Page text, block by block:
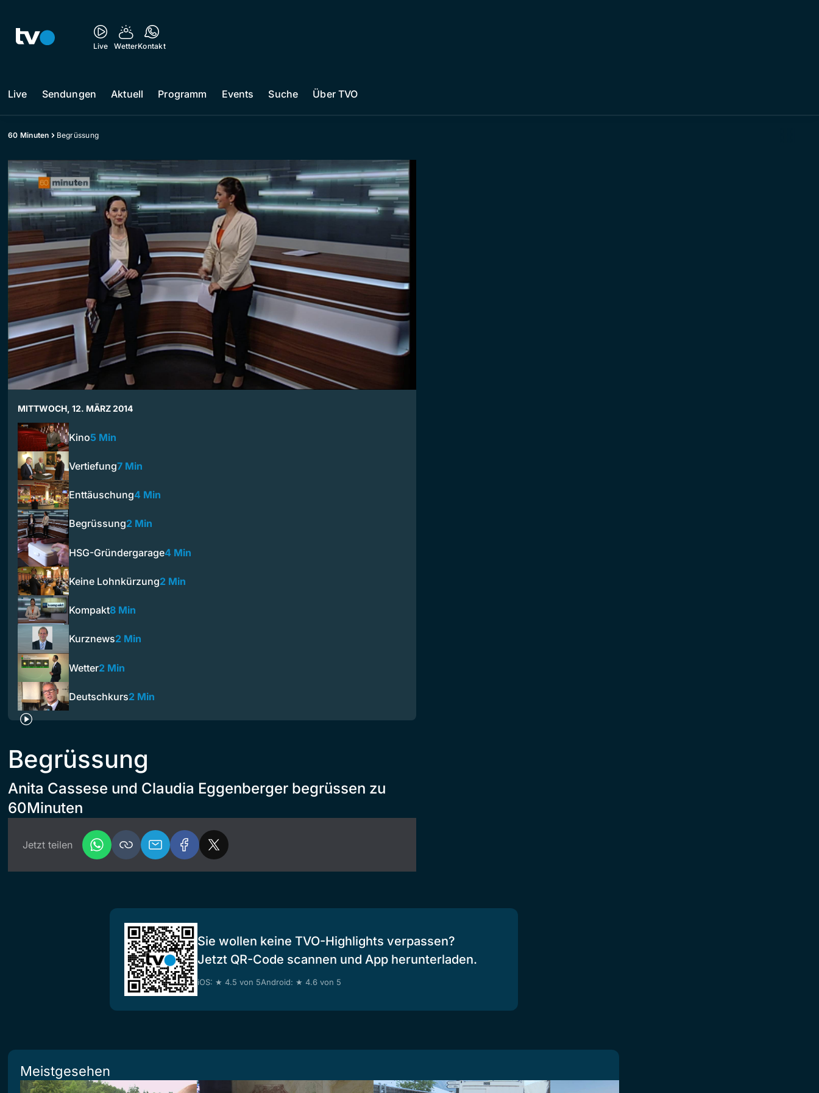
Live WetterKontakt
Live Sendungen Aktuell Programm Events Suche Über TVO
60 Minuten Begrüssung
MITTWOCH, 12. MÄRZ 2014
Kino5 Min
Vertiefung7 Min
Enttäuschung4 Min
Begrüssung2 Min
HSG-Gründergarage4 Min
Keine Lohnkürzung2 Min
Kompakt8 Min
Kurznews2 Min
Wetter2 Min
Deutschkurs2 Min
Begrüssung
Anita Cassese und Claudia Eggenberger begrüssen zu
60Minuten
Jetzt teilen
Sie wollen keine TVO-Highlights verpassen?
Jetzt QR-Code scannen und App herunterladen.
iOS: ★ 4.5 von 5Android: ★ 4.6 von 5
Meistgesehen